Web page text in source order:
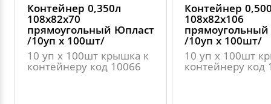
Контейнер 0,350л
108х82х70
прямоугольный Юпласт
/10уп х 100шт/
10 уп х 100шт крышка к
контейнеру код 10066
Контейнер
108х82х106
/10уп х 100шт/
10 уп х 100шт
контейнеру код